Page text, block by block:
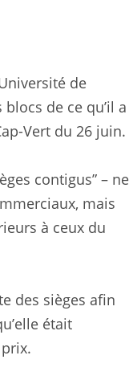
de
de ce qu’il a
Vert du 26 juin.
contigus” – ne
mais
à ceux du
des sièges afin
était